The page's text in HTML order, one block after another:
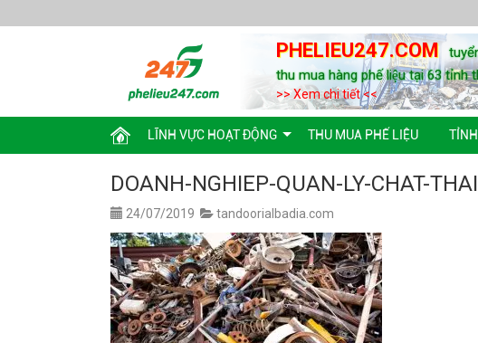
PHELIEU247.COM
thu mua hàng phế liệu tại 63 tỉnh
>> Xem chi tiết <<
LĨNH VỰC HOẠT ĐỘNG THU MUA PHẾ LIỆU
DOANH-NGHIEP-QUAN-LY-CHAT-THAI
24/07/2019 tandoorialbadia.com